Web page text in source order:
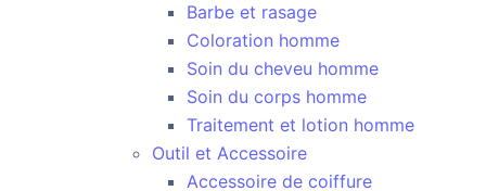
Barbe et rasage
Coloration homme
Soin du cheveu homme
Soin du corps homme
Traitement et lotion homme
Outil et Accessoire
Accessoire de coiffure